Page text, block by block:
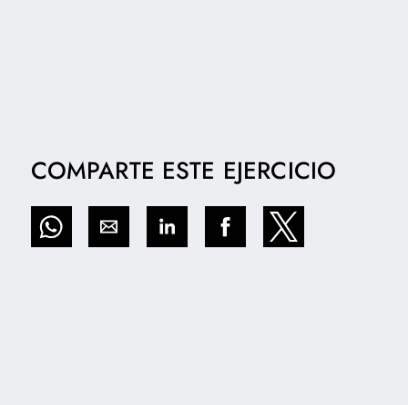
COMPARTE ESTE EJERCICIO